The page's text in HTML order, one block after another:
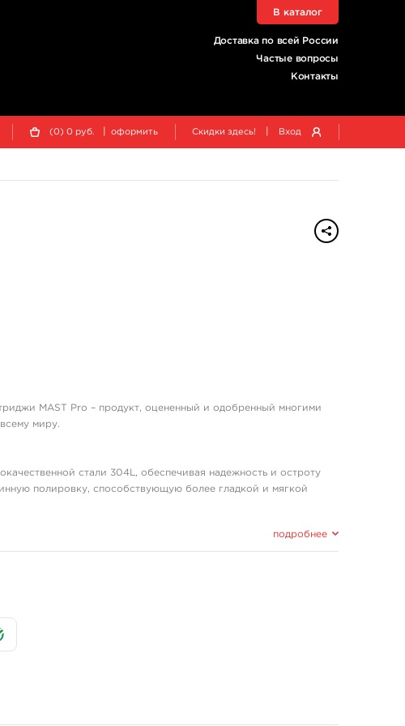
Доставка по всей России
Частые вопросы
Контакты
В каталог
(0) 0 руб. оформить Скидки здесь! Вход
MAST Pro – продукт, оцененный и одобренный многими
миру.
стали 304L, обеспечивая надежность и остроту
полировку, способствующую более гладкой и мягкой
пигмента.
проверяется на соответствие стандартам компании и
в наличии 4 утолщенных стержней внутри игл, которые
стерильную упаковку.
подробнее